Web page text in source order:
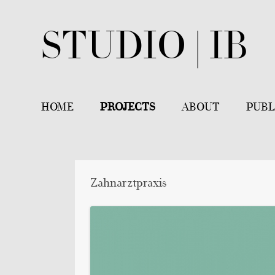
STUDIO | IB
HOME
PROJECTS
FINE DINING, RESTAURANT
ABOUT
Zahnarztpraxis